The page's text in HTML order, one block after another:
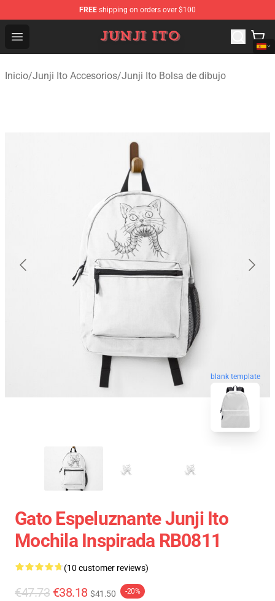
FREE shipping on orders over $100
Open menu
Junji Ito Store - Official Junji Ito Merchandise Shop
Inicio/Junji Ito Accesorios/Junji Ito Bolsa de dibujo
blank template
Gato Espeluznante Junji Ito
Mochila Inspirada RB0811
(10 customer reviews)
€47.73 €38.18 $41.50 -20%